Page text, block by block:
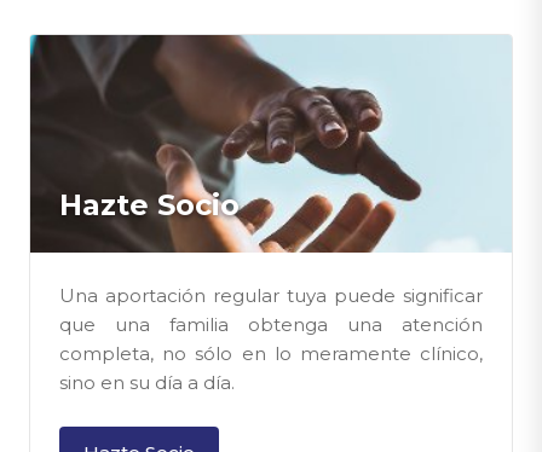
Hazte Socio
Una aportación regular tuya puede significar
que una familia obtenga una atención
completa, no sólo en lo meramente clínico,
sino en su día a día.